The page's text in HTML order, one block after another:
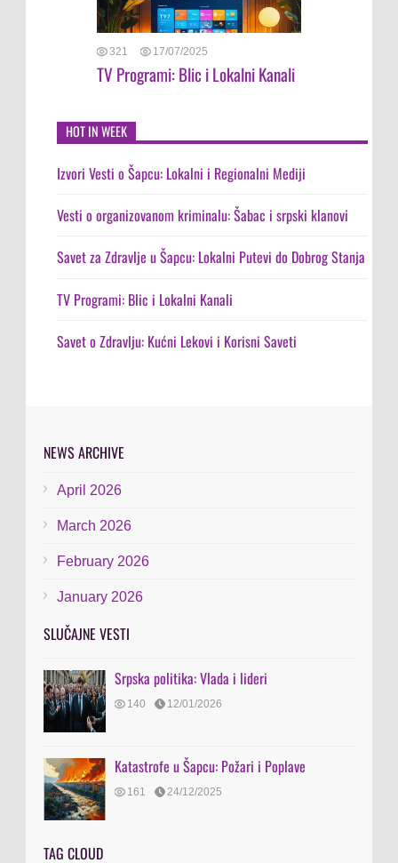
321 17/07/2025
TV Programi: Blic i Lokalni Kanali
HOT IN WEEK
Izvori Vesti o Šapcu: Lokalni i Regionalni Mediji
Vesti o organizovanom kriminalu: Šabac i srpski klanovi
Savet za Zdravlje u Šapcu: Lokalni Putevi do Dobrog Stanja
TV Programi: Blic i Lokalni Kanali
Savet o Zdravlju: Kućni Lekovi i Korisni Saveti
NEWS ARCHIVE
April 2026
March 2026
February 2026
January 2026
SLUČAJNE VESTI
Srpska politika: Vlada i lideri
140 12/01/2026
Katastrofe u Šapcu: Požari i Poplave
161 24/12/2025
TAG CLOUD